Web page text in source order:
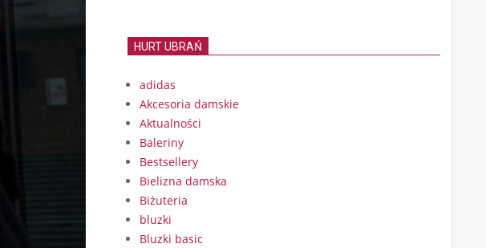
HURT UBRAŃ
adidas
Akcesoria damskie
Aktualności
Baleriny
Bestsellery
Bielizna damska
Biżuteria
bluzki
Bluzki basic